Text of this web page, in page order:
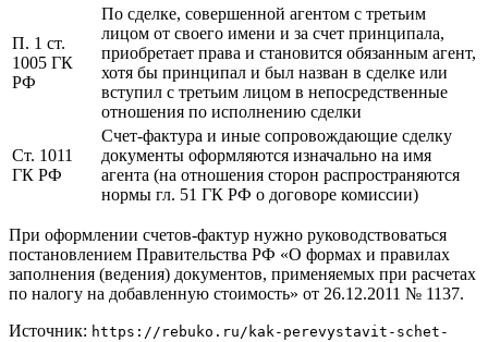
П. 1 ст.
1005 ГК
РФ
По сделке, совершенной агентом с третьим
лицом от своего имени и за счет принципала,
приобретает права и становится обязанным агент,
хотя бы принципал и был назван в сделке или
вступил с третьим лицом в непосредственные
отношения по исполнению сделки
Ст. 1011
ГК РФ
Счет-фактура и иные сопровождающие сделку
документы оформляются изначально на имя
агента (на отношения сторон распространяются
нормы гл. 51 ГК РФ о договоре комиссии)
При оформлении счетов-фактур нужно руководствоваться
постановлением Правительства РФ «О формах и правилах
заполнения (ведения) документов, применяемых при расчетах
по налогу на добавленную стоимость» от 26.12.2011 № 1137.
Источник: https://rebuko.ru/kak-perevystavit-schet-